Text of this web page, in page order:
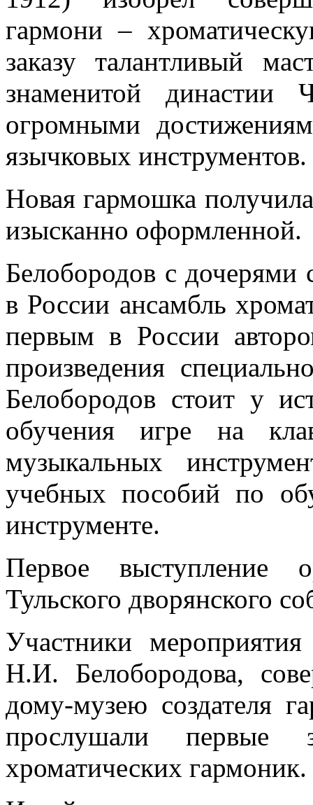
гармони –
заказу талантливый
знаменитой династии
огромными
язычковых инструментов.
Новая гармошка
изысканно оформленной.
Белобородов с дочерями
в России ансамбль
первым в России
произведения
Белобородов стоит у
обучения игре на
музыкальных
учебных пособий по
инструменте.
Первое выступление
Тульского дворянского
Участники
Н.И. Белобородова,
дому-музею создателя
прослушали первые
хроматических гармоник.